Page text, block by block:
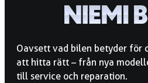
Oavsett vad bilen betyder för
att hitta rätt – från nya
till service och reparation.